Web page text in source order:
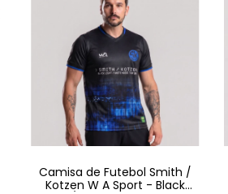
Camisa de Futebol Smith /
Kotzen W A Sport - Black